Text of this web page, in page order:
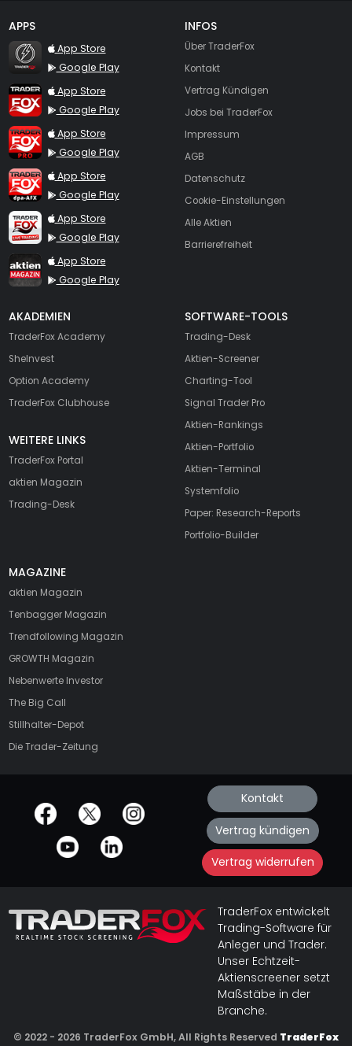
APPS
TraderFox Flash
App Store
Google Play
TraderFox App
App Store
Google Play
TraderFox Pro
App Store
Google Play
TraderFox dpa-AFX ProFeed
App Store
Google Play
TraderFox Live Trading
App Store
Google Play
TraderFox aktien Magazin
App Store
Google Play
INFOS
Über TraderFox
Kontakt
Vertrag Kündigen
Jobs bei TraderFox
Impressum
AGB
Datenschutz
Cookie-Einstellungen
Alle Aktien
Barrierefreiheit
AKADEMIEN
TraderFox Academy
SheInvest
Option Academy
TraderFox Clubhouse
WEITERE LINKS
TraderFox Portal
aktien Magazin
Trading-Desk
SOFTWARE-TOOLS
Trading-Desk
Aktien-Screener
Charting-Tool
Signal Trader Pro
Aktien-Rankings
Aktien-Portfolio
Aktien-Terminal
Systemfolio
Paper: Research-Reports
Portfolio-Builder
MAGAZINE
aktien Magazin
Tenbagger Magazin
Trendfollowing Magazin
GROWTH Magazin
Nebenwerte Investor
The Big Call
Stillhalter-Depot
Die Trader-Zeitung
offizielle Social Media-Accounts Kontakt
Vertrag kündigen
Vertrag widerrufen
TraderFox entwickelt
Trading-Software für
Anleger und Trader.
Unser Echtzeit-
Aktienscreener setzt
Maßstäbe in der
Branche.
© 2022 - 2026 TraderFox GmbH, All Rights Reserved TraderFox